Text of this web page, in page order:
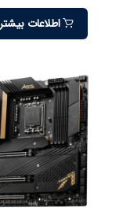
اطلاعات بیشتر